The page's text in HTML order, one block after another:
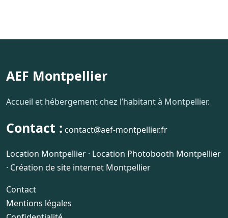
AEF Montpellier
Accueil et hébergement chez l’habitant à Montpellier.
Contact : contact@aef-montpellier.fr
Location Montpellier · Location Photobooth Montpellier
· Création de site internet Montpellier
Contact
Mentions légales